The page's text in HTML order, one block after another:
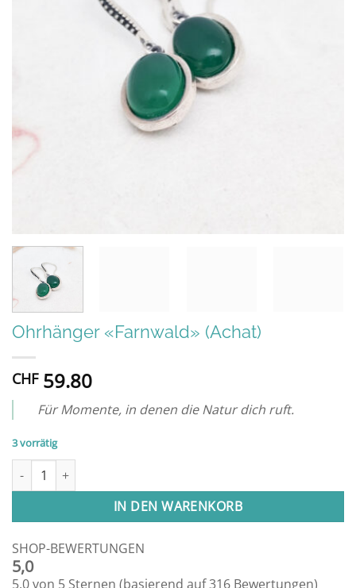
Ohrhänger «Farnwald» (Achat)
CHF59.80
Für Momente, in denen die Natur dich ruft.
3 vorrätig
Ohrhänger «Farnwald» (Achat) Menge
IN DEN WARENKORB
SHOP-BEWERTUNGEN
5,0
5,0 von 5 Sternen (basierend auf 316 Bewertungen)